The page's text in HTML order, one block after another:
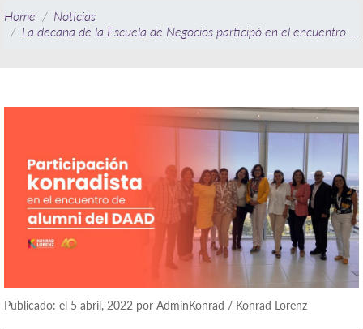
Home
Noticias
La decana de la Escuela de Negocios participó en el encuentro
Publicado: el 5 abril, 2022 por AdminKonrad / Konrad Lorenz